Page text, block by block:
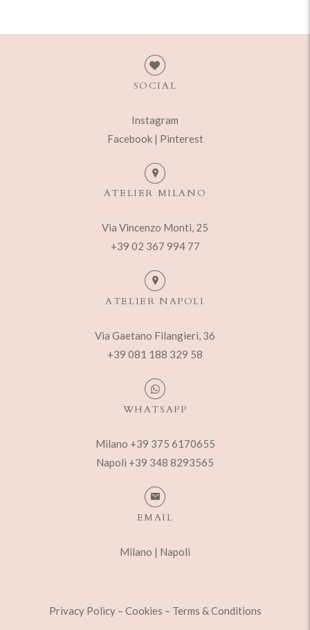
SOCIAL
Instagram
Facebook | Pinterest
ATELIER MILANO
Via Vincenzo Monti, 25
+39 02 367 994 77
ATELIER NAPOLI
Via Gaetano Filangieri, 36
+39 081 188 329 58
WHATSAPP
Milano +39 375 6170655
Napoli +39 348 8293565
EMAIL
Milano | Napoli
Privacy Policy– Cookies – Terms & Conditions